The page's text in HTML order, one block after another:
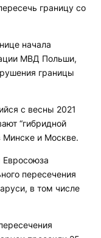
границу со
начала
МВД Польши,
границы
с весны 2021
“гибридной
Минске и Москве.
Евросоюза
пересечения
в том числе